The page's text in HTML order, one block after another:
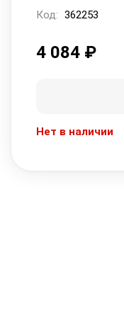
Код: 362253
4 084 ₽
Нет в наличии